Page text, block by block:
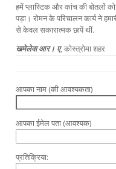
हमें प्लास्टिक और कांच की बोतलों
पड़ा। रोमन के परिचालन कार्य ने
से केवल सकारात्मक छापें थीं.
खमेलेवा आर। ए, कोस्त्रोमा शहर
आपका नाम (की आवश्यकता)
आपका ईमेल पता (आवश्यक)
प्रतिक्रिया: